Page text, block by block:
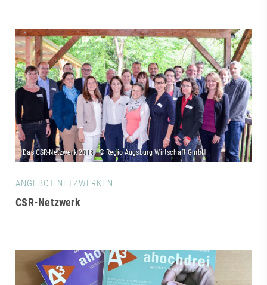
ANGEBOT NETZWERKEN
CSR-Netzwerk